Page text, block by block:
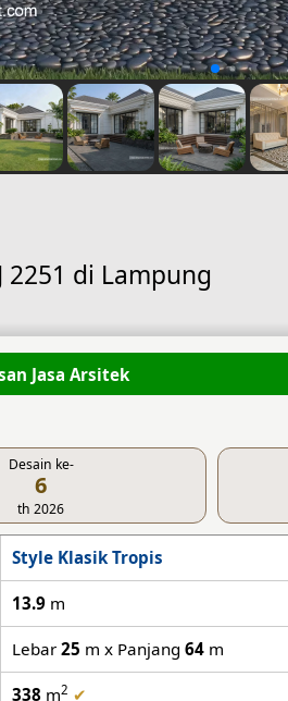
2251 di Lampung
Jasa Arsitek
Desain ke-
6
th 2026
Style Klasik Tropis
13.9 m
Lebar25 m x Panjang64 m
338 m2 ✔